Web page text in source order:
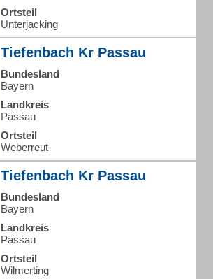
Ortsteil
Unterjacking
Tiefenbach Kr Passau
Bundesland
Bayern
Landkreis
Passau
Ortsteil
Weberreut
Tiefenbach Kr Passau
Bundesland
Bayern
Landkreis
Passau
Ortsteil
Wilmerting